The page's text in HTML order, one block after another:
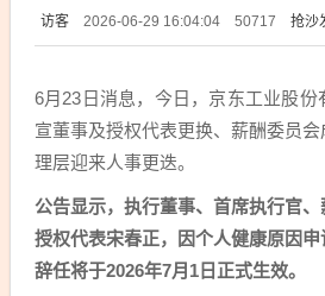
访客 2026-06-29 16:04:04 50717 抢沙
6月23日消息，今日，京东工业股份
宣董事及授权代表更换、薪酬委员
理层迎来人事更迭。
公告显示，执行董事、首席执行官
授权代表宋春正，因个人健康原因
辞任将于2026年7月1日正式生效。